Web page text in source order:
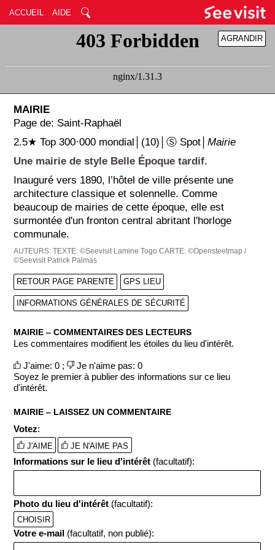
ACCUEIL AIDE
RÉDUIRE
AGRANDIR
MAIRIE
Page de: Saint-Raphaël
2.5★ Top 300·000 mondial│(10)│Ⓢ Spot│Mairie
Une mairie de style Belle Époque tardif.
Inauguré vers 1890, l’hôtel de ville présente une
architecture classique et solennelle. Comme
beaucoup de mairies de cette époque, elle est
surmontée d'un fronton central abritant l'horloge
communale.
AUTEURS:TEXTE: ©Seevisit Lamine Togo CARTE: ©Opensteetmap /
©Seevisit Patrick Palmas
RETOUR PAGE PARENTE GPS LIEU
INFORMATIONS GÉNÉRALES DE SÉCURITÉ
MAIRIE ‒ COMMENTAIRES DES LECTEURS
Les commentaires modifient les étoiles du lieu d'intérêt.
J'aime: 0 ;
Je n'aime pas: 0
Soyez le premier à publier des informations sur ce lieu
d'intérêt.
MAIRIE ‒ LAISSEZ UN COMMENTAIRE
Votez:
J'AIME JE N'AIME PAS
Informations sur le lieu d'intérêt (facultatif):
Photo du lieu d'intérêt (facultatif):
CHOISIR
Votre e-mail (facultatif, non publié):